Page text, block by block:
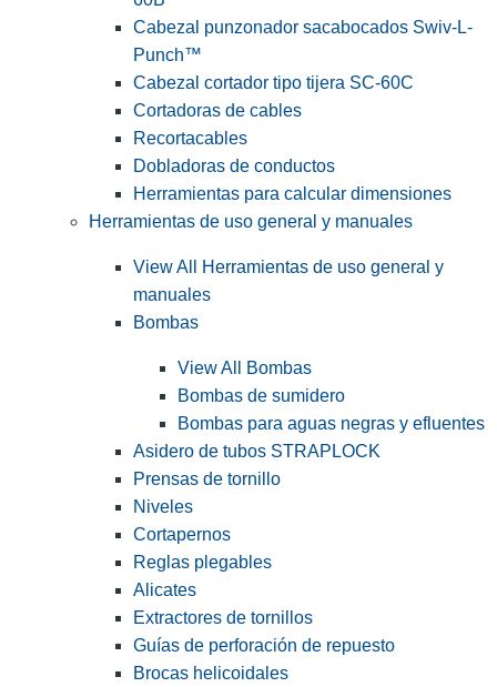
Cabezal punzonador sacabocados Swiv-L-
Punch™
Cabezal cortador tipo tijera SC-60C
Cortadoras de cables
Recortacables
Dobladoras de conductos
Herramientas para calcular dimensiones
Herramientas de uso general y manuales
View All Herramientas de uso general y
manuales
Bombas
View All Bombas
Bombas de sumidero
Bombas para aguas negras y efluentes
Asidero de tubos STRAPLOCK
Prensas de tornillo
Niveles
Cortapernos
Reglas plegables
Alicates
Extractores de tornillos
Guías de perforación de repuesto
Brocas helicoidales